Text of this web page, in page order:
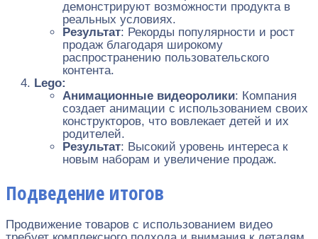
демонстрируют возможности продукта в
реальных условиях.
Результат: Рекорды популярности и рост
продаж благодаря широкому
распространению пользовательского
контента.
Lego:
Анимационные видеоролики: Компания
создает анимации с использованием своих
конструкторов, что вовлекает детей и их
родителей.
Результат: Высокий уровень интереса к
новым наборам и увеличение продаж.
Подведение итогов
Продвижение товаров с использованием видео